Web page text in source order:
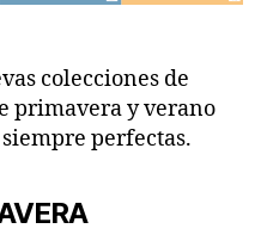
colecciones de
primavera y verano
perfectas.